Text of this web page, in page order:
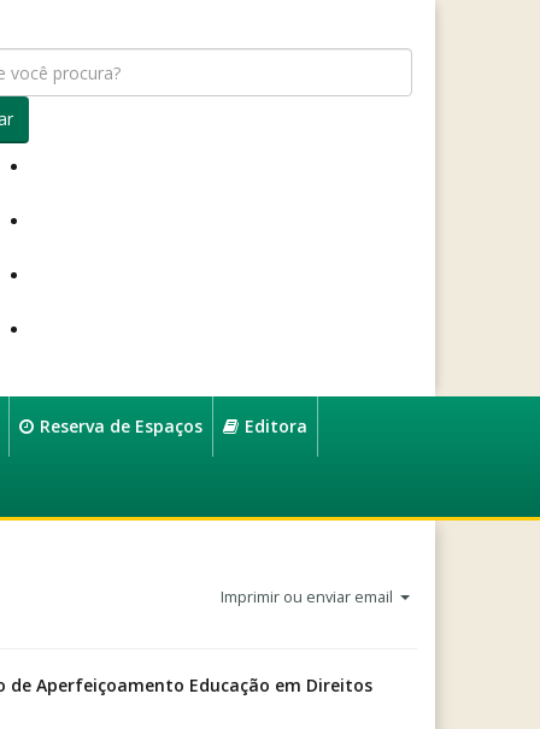
Reserva de Espaços Editora
Imprimir ou enviar email
de Aperfeiçoamento Educação em Direitos